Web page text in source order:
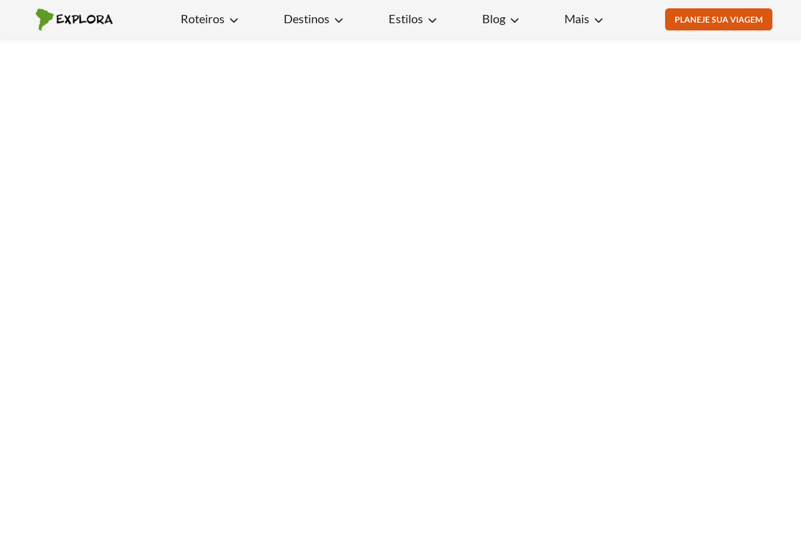
Roteiros Destinos Estilos Blog Mais PLANEJE SUA VIAGEM